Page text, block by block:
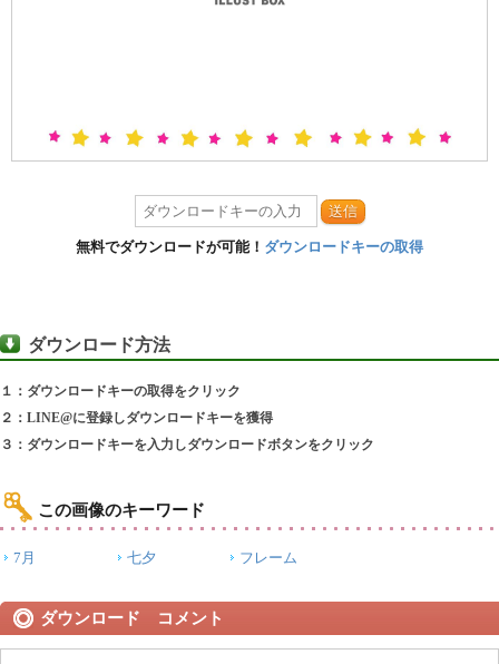
送信
無料でダウンロードが可能！ ダウンロードキーの取得
ダウンロード方法
１：ダウンロードキーの取得をクリック
２：LINE@に登録しダウンロードキーを獲得
３：ダウンロードキーを入力しダウンロードボタンをクリック
この画像のキーワード
7月 七夕 フレーム
ダウンロード コメント